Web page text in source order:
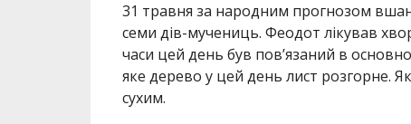
31 травня за народним прогнозом
семи дів-мучениць. Феодот лікував
часи цей день був пов’язаний в
яке дерево у цей день лист розгорне.
сухим.